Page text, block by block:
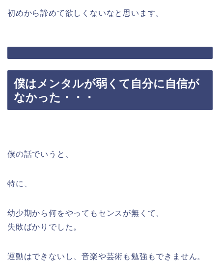
初めから諦めて欲しくないなと思います。
僕はメンタルが弱くて自分に自信が
なかった・・・
僕の話でいうと、
特に、
幼少期から何をやってもセンスが無くて、
失敗ばかりでした。
運動はできないし、音楽や芸術も勉強もできません。